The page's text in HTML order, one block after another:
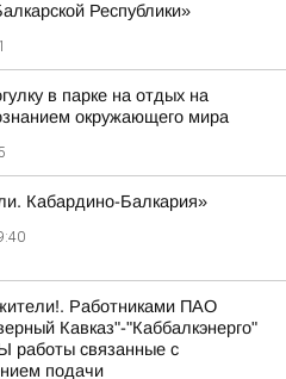
Республики»
в парке на отдых на
окружающего мира
Кабардино-Балкария»
Работниками ПАО
Кавказ"-"Каббалкэнерго"
связанные с
подачи